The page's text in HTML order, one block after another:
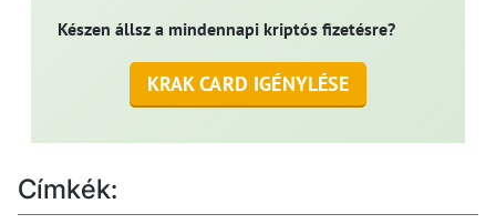
Készen állsz a mindennapi kriptós fizetésre?
KRAK CARD IGÉNYLÉSE
Címkék: